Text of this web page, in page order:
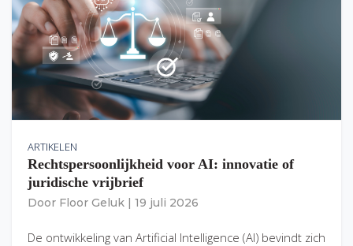
ARTIKELEN
Rechtspersoonlijkheid voor AI: innovatie of
juridische vrijbrief
Door Floor Geluk 19 juli 2026
De ontwikkeling van Artificial Intelligence (AI) bevindt zich